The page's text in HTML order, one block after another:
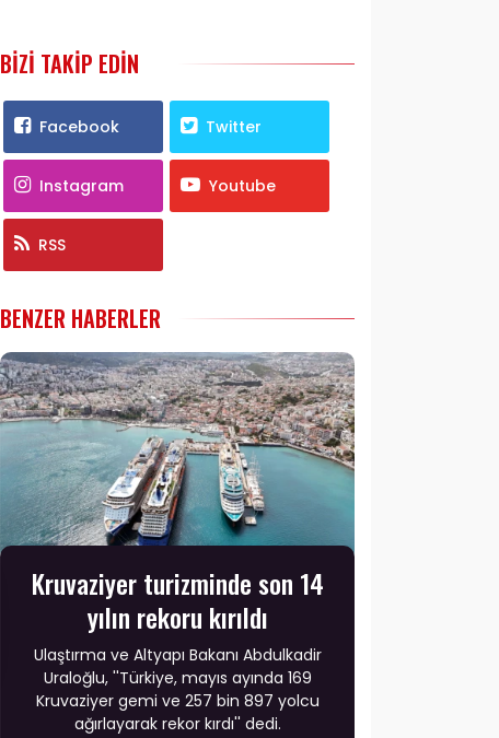
BIZI TAKIP EDIN
Facebook Twitter
Instagram Youtube
RSS
BENZER HABERLER
Kruvaziyer turizminde son 14
yılın rekoru kırıldı
Ulaştırma ve Altyapı Bakanı Abdulkadir
Uraloğlu, ''Türkiye, mayıs ayında 169
Kruvaziyer gemi ve 257 bin 897 yolcu
ağırlayarak rekor kırdı'' dedi.